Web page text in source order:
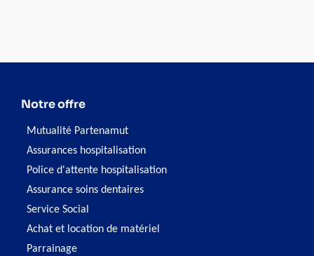
Notre offre
Mutualité Partenamut
Assurances hospitalisation
Police d'attente hospitalisation
Assurance soins dentaires
Service Social
Achat et location de matériel
Parrainage